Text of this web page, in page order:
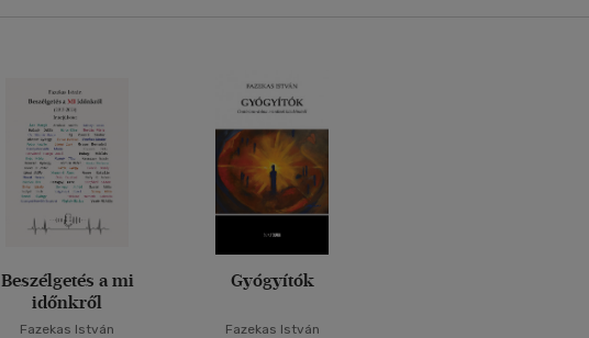
Beszélgetés a mi
időnkről
Fazekas István
Gyógyítók
Fazekas István